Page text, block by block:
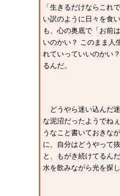
「生きるだけならこれ
い訳のように日々を食
も、心の奥底で「お前
いのかい？ このまま人
れていっていいのかい
るんだ。
どうやら迷い込んだ
な泥沼だったようでね
うなこと書いておきな
に、自分はどうやって
と、もがき続けてるん
水を飲みながら光を探し